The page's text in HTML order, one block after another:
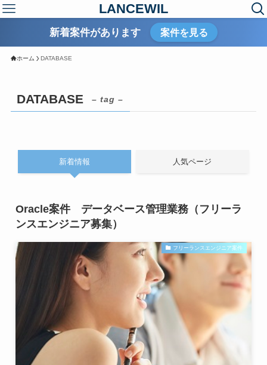
LANCEWIL
新着案件があります 案件を見る
ホーム DATABASE
DATABASE – tag –
新着情報 人気ページ
Oracle案件 データベース管理業務（フリーラ
ンスエンジニア募集）
フリーランスエンジニア案件